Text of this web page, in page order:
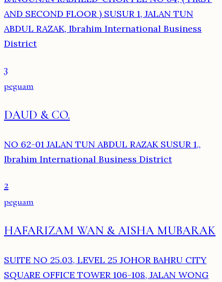
AND SECOND FLOOR ) SUSUR 1, JALAN TUN
ABDUL RAZAK, Ibrahim International Business
District
3
peguam
DAUD & CO.
NO 62-01 JALAN TUN ABDUL RAZAK SUSUR 1,,
Ibrahim International Business District
2
peguam
HAFARIZAM WAN & AISHA MUBARAK
SUITE NO 25.03, LEVEL 25 JOHOR BAHRU CITY
SQUARE OFFICE TOWER 106-108, JALAN WONG